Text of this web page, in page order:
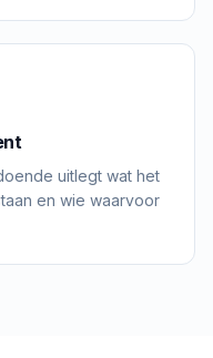
uitlegt wat het
en wie waarvoor